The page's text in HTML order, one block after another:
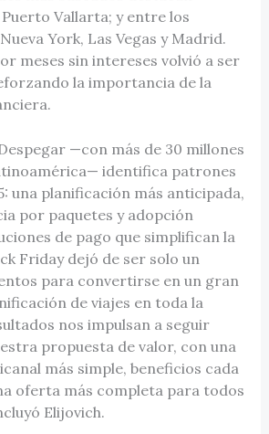
Puerto Vallarta; y entre los
York, Las Vegas y Madrid.
meses sin intereses volvió a ser
la importancia de la
—con más de 30 millones
identifica patrones
una planificación más anticipada,
por paquetes y adopción
de pago que simplifican la
Friday dejó de ser solo un
para convertirse en un gran
de viajes en toda la
nos impulsan a seguir
propuesta de valor, con una
más simple, beneficios cada
oferta más completa para todos
Elijovich.